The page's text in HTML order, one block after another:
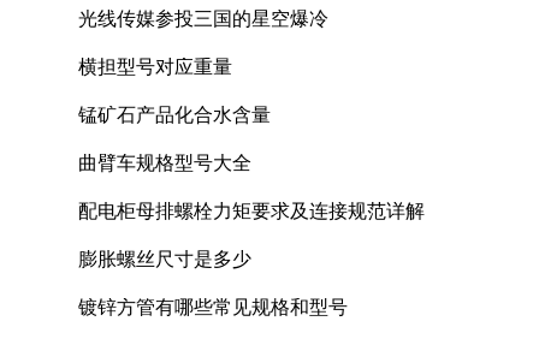
光线传媒参投三国的星空爆冷
横担型号对应重量
锰矿石产品化合水含量
曲臂车规格型号大全
配电柜母排螺栓力矩要求及连接规范详解
膨胀螺丝尺寸是多少
镀锌方管有哪些常见规格和型号